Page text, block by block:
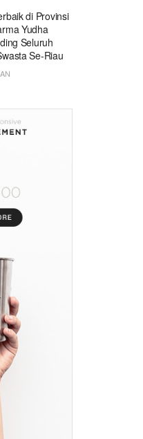
di Provinsi
Yudha
Seluruh
Se-Riau